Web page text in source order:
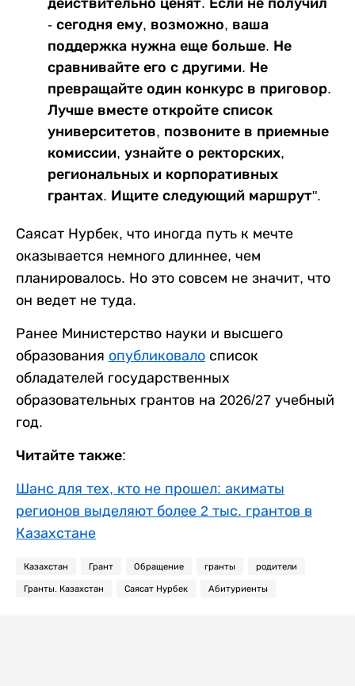
- сегодня ему, возможно, ваша
поддержка нужна еще больше. Не
сравнивайте его с другими. Не
превращайте один конкурс в приговор.
Лучше вместе откройте список
университетов, позвоните в приемные
комиссии, узнайте о ректорских,
региональных и корпоративных
грантах. Ищите следующий маршрут".
Саясат Нурбек, что иногда путь к мечте
оказывается немного длиннее, чем
планировалось. Но это совсем не значит, что
он ведет не туда.
Ранее Министерство науки и высшего
образования опубликовало список
обладателей государственных
образовательных грантов на 2026/27 учебный
год.
Читайте также:
Шанс для тех, кто не прошел: акиматы
регионов выделяют более 2 тыс. грантов в
Казахстане
Казахстан Грант Обращение гранты родители
Гранты. Казахстан Саясат Нурбек Абитуриенты